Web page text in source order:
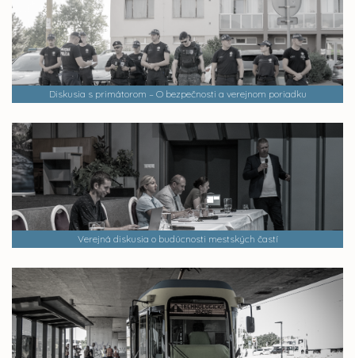
Diskusia s primátorom – O bezpečnosti a verejnom poriadku
Verejná diskusia o budúcnosti mestských častí